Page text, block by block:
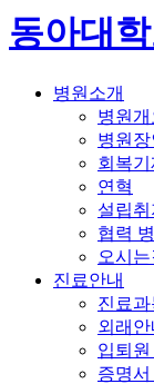
동아대
병원소개
병원개
병원
회복
연혁
설립취
협력
오시는
진료안내
진료
외래안
입퇴원
증명서